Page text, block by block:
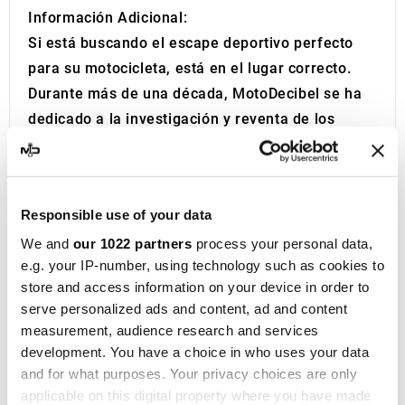
Responsible use of your data
We and our 1022 partners process your personal data,
e.g. your IP-number, using technology such as cookies to
store and access information on your device in order to
serve personalized ads and content, ad and content
measurement, audience research and services
development. You have a choice in who uses your data
and for what purposes. Your privacy choices are only
applicable on this digital property where you have made
Información Adicional:
Si está buscando el escape deportivo perfecto
para su motocicleta, está en el lugar correcto.
Durante más de una década, MotoDecibel se ha
dedicado a la investigación y reventa de los
mejores escapes deportivos para moto. Si tiene
contactarnos.
IXIL, fundada en Barcelona en 1955, es hoy una
marca consolidada en el ámbito del
motociclismo, presente en más de 40
distribuidores de los cinco continentes. Con más
de cincuenta años de experiencia, la empresa
diseñasistemas de escape y silenciadores
para una amplia gama de motocicletas y maxi